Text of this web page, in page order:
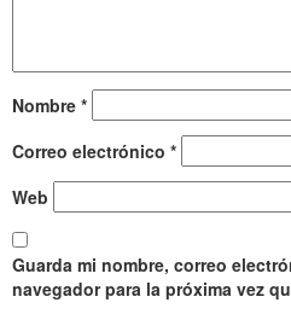
Nombre *
Correo electrónico *
Web
Guarda mi nombre, correo
navegador para la próxima vez